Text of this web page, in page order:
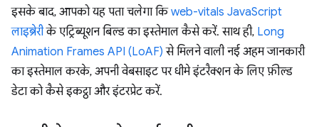
इसके बाद, आपको यह पता चलेगा किweb-vitals JavaScript
लाइब्रेरीके एट्रिब्यूशन बिल्ड का इस्तेमाल कैसे करें. साथ ही, Long
Animation Frames API (LoAF) से मिलने वाली नई अहम जानकारी
का इस्तेमाल करके, अपनी वेबसाइट पर धीमे इंटरैक्शन के लिए फ़ील्ड
डेटा को कैसे इकट्ठा और इंटरप्रेट करें.